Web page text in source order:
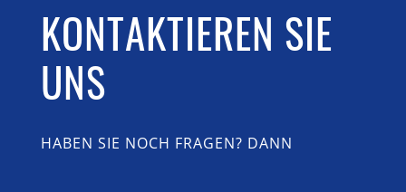
KONTAKTIEREN SIE
UNS
HABEN SIE NOCH FRAGEN? DANN